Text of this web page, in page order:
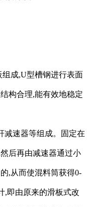
成,U型槽钢进行表面
构合理,能有效地稳定
减速器等组成。固定在
后再由减速器通过小
,从而使混料筒获得0-
,即由原来的滑板式改